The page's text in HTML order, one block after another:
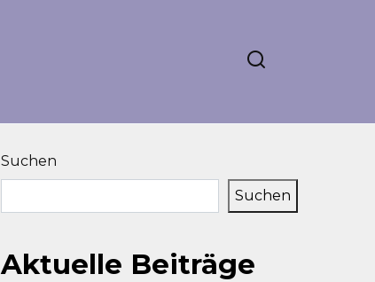
Suchen
Suchen
Aktuelle Beiträge